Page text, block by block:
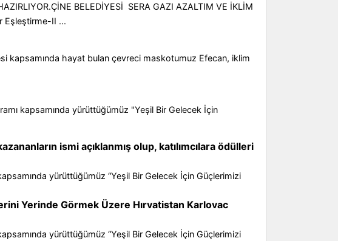
BELEDİYESİ SERA GAZI AZALTIM VE İKLİM
Eşleştirme-II ...
kapsamında hayat bulan çevreci maskotumuz Efecan, iklim
kapsamında yürüttüğümüz "Yeşil Bir Gelecek İçin
ismi açıklanmış olup, katılımcılara ödülleri
yürüttüğümüz “Yeşil Bir Gelecek İçin Güçlerimizi
Yerinde Görmek Üzere Hırvatistan Karlovac
yürüttüğümüz “Yeşil Bir Gelecek İçin Güçlerimizi